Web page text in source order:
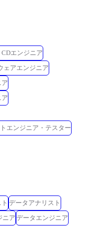
エンジニア
ェアエンジニア
エンジニア・テスター
データアナリスト
ニア データエンジニア